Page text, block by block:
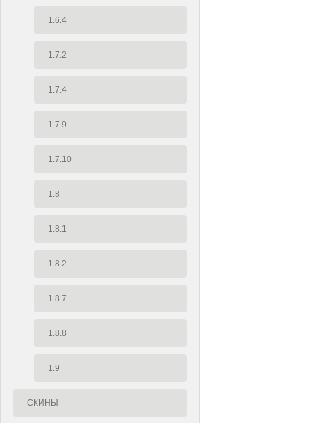
1.6.4
1.7.2
1.7.4
1.7.9
1.7.10
1.8
1.8.1
1.8.2
1.8.7
1.8.8
1.9
СКИНЫ